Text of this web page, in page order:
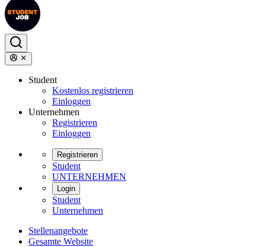
Student
Kostenlos registrieren
Einloggen
Unternehmen
Registrieren
Einloggen
Registrieren
Student
UNTERNEHMEN
Login
Student
Unternehmen
Stellenangebote
Gesamte Website